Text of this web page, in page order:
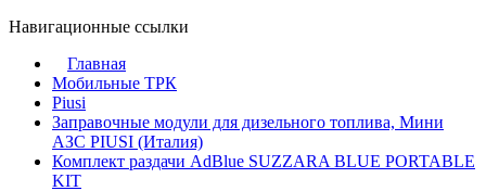
Навигационные ссылки
Главная
Мобильные ТРК
Piusi
Заправочные модули для дизельного топлива, Мини
АЗС PIUSI (Италия)
Комплект раздачи AdBlue SUZZARA BLUE PORTABLE
KIT